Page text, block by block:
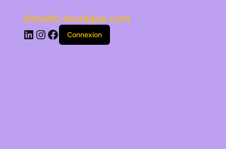
climatic-boutique.com
LinkedIn
Instagram
Facebook
Connexion